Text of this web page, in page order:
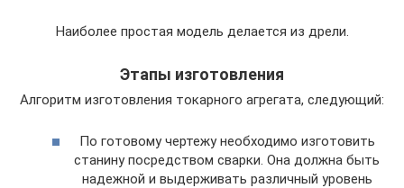
Наиболее простая модель делается из дрели.
Этапы изготовления
Алгоритм изготовления токарного агрегата, следующий:
По готовому чертежу необходимо изготовить
станину посредством сварки. Она должна быть
надежной и выдерживать различный уровень